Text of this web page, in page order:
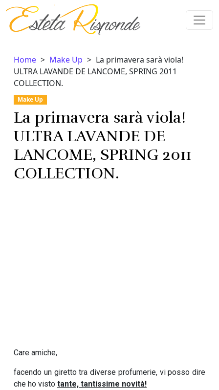
Vai al contenuto
Home Make Up
La primavera sarà viola!
ULTRA LAVANDE DE LANCOME, SPRING 2011
COLLECTION.
Make Up
La primavera sarà viola!
ULTRA LAVANDE DE
LANCOME, SPRING 2011
COLLECTION.
Care amiche,
facendo un giretto tra diverse profumerie, vi posso dire
che ho visto tante, tantissime novità!